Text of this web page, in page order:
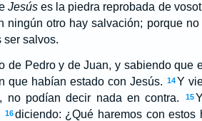
Jesús es la piedra reprobada de
ningún otro hay salvación; porque
ser salvos.
de Pedro y de Juan, y sabiendo que
que habían estado con Jesús. 14 Y
podían decir nada en contra.
15
16diciendo: ¿Qué haremos con